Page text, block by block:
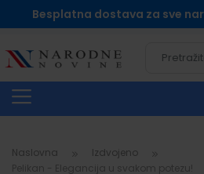
Besplatna dostava za sve
Naslovna
Izdvojeno